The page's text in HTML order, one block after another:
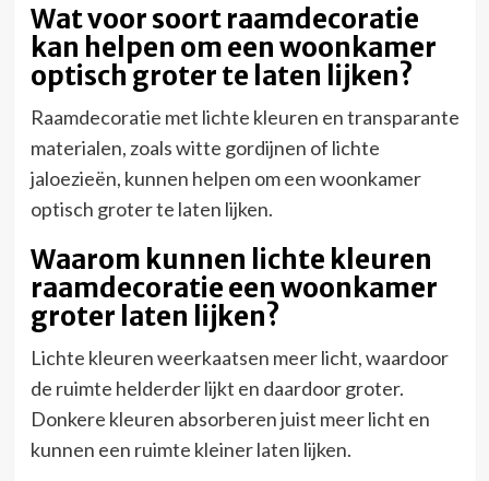
Wat voor soort raamdecoratie
kan helpen om een woonkamer
optisch groter te laten lijken?
Raamdecoratie met lichte kleuren en transparante
materialen, zoals witte gordijnen of lichte
jaloezieën, kunnen helpen om een woonkamer
optisch groter te laten lijken.
Waarom kunnen lichte kleuren
raamdecoratie een woonkamer
groter laten lijken?
Lichte kleuren weerkaatsen meer licht, waardoor
de ruimte helderder lijkt en daardoor groter.
Donkere kleuren absorberen juist meer licht en
kunnen een ruimte kleiner laten lijken.